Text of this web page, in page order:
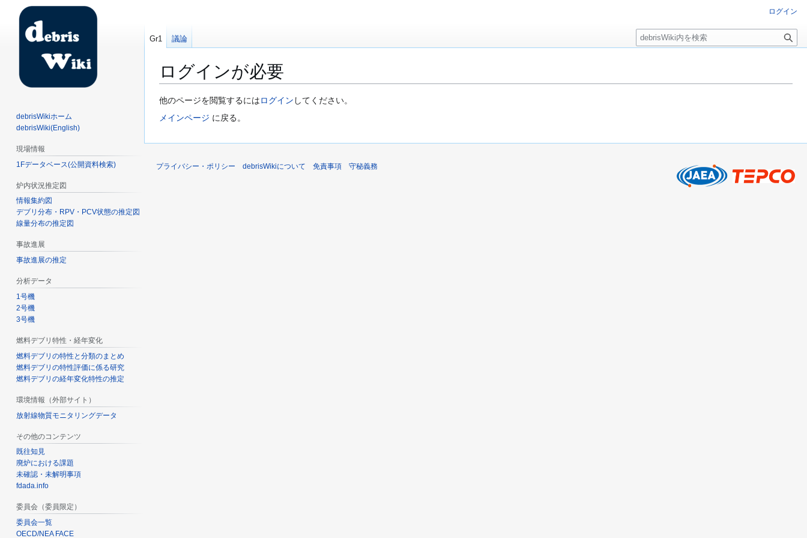
ログインが必要
ナ
ビ
ョ
検
索
他のページを閲覧するにはログイン してください。
メインページ に戻る。
ログイン
Gr1 議論
検
索
debrisWikiホーム
debrisWiki(English)
現場情報
1Fデータベース(公開資料検索)
炉内状況推定図
情報集約図
デブリ分布・RPV・PCV状態の推定図
線量分布の推定図
事故進展
事故進展の推定
分析データ
1号機
2号機
3号機
燃料デブリ特性・経年変化
燃料デブリの特性と分類のまとめ
燃料デブリの特性評価に係る研究
燃料デブリの経年変化特性の推定
環境情報（外部サイト）
放射線物質モニタリングデータ
その他のコンテンツ
既往知見
廃炉における課題
未確認・未解明事項
fdada.info
委員会（委員限定）
委員会一覧
OECD/NEA FACE
プライバシー・ポリシー debrisWikiについて 免責事項 守秘義務